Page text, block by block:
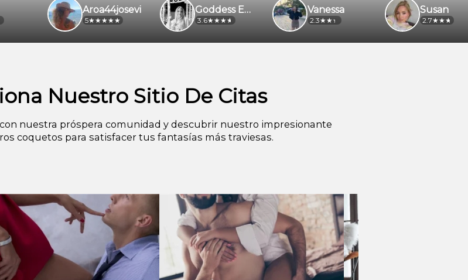
Susan
2.7
Vanessa
2.3
Goddess Emilia
3.6
Aroa44josevi
Nuestro Sitio De Citas
nuestra próspera comunidad y descubrir nuestro impresionante
coquetos para satisfacer tus fantasías más traviesas.